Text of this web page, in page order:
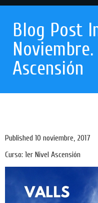
Blog Post
Ascensión
Published 10 noviembre, 2017
Curso: 1er Nivel Ascensión